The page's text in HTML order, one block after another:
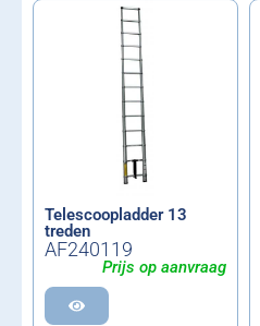
Telescoopladder 13
treden
AF240119
Prijs op aanvraag